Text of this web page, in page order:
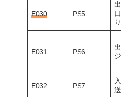
E030 PS5
E031 PS6
E032 PS7